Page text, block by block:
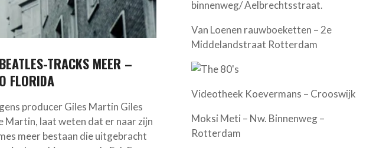
TRACKS MEER –
FLORIDA
producer Giles Martin Giles
Martin, laat weten dat er naar zijn
meer bestaan die uitgebracht
binnenweg/ Aelbrechtsstraat.
Van Loenen rauwboeketten – 2e
Middelandstraat Rotterdam
Videotheek Koevermans – Crooswijk
Moksi Meti – Nw. Binnenweg –
Rotterdam